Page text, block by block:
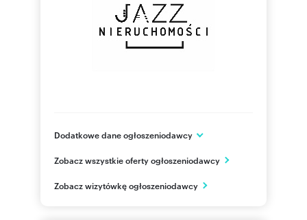
Dodatkowe dane ogłoszeniodawcy
Gdynia
PL
Zobacz wszystkie oferty ogłoszeniodawcy
Zobacz wizytówkę ogłoszeniodawcy